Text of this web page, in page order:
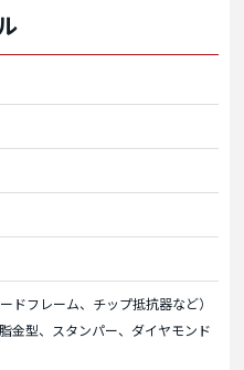
ドフレーム、チップ抵抗器など）
、スタンパー、ダイヤモンド